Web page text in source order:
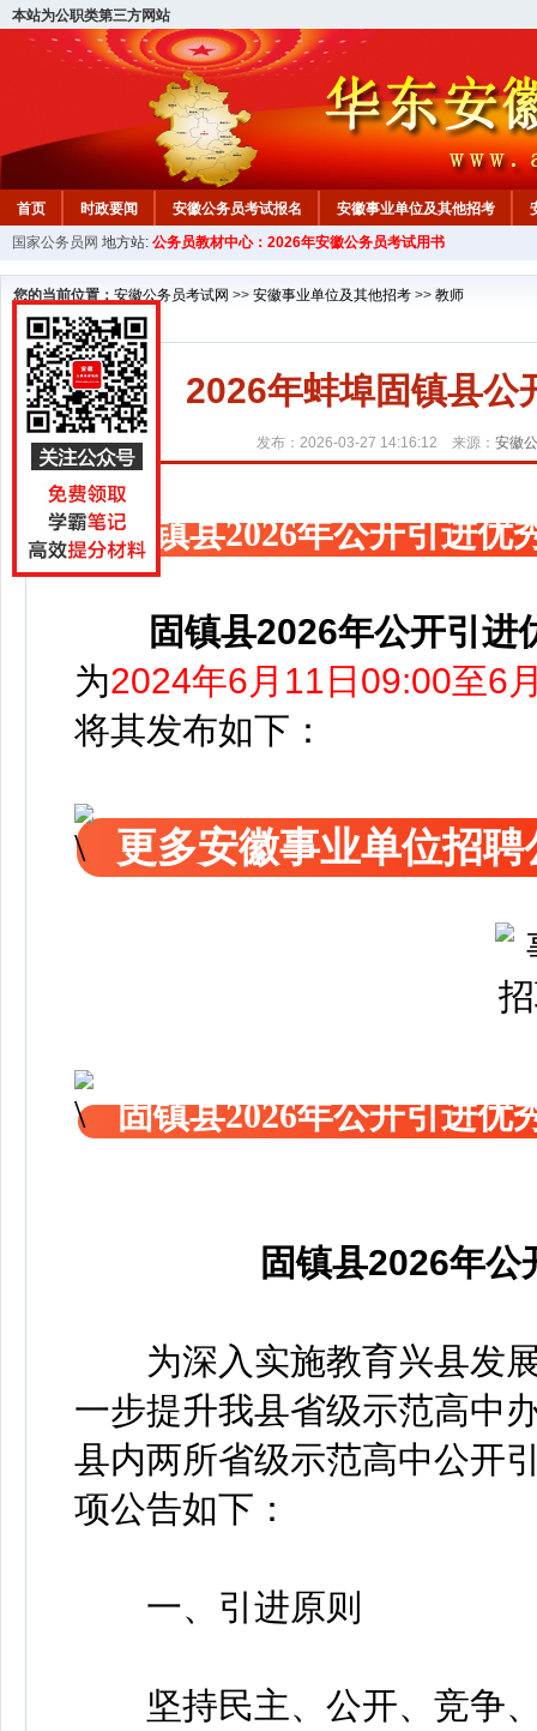
本站为公职类第三方网站
首页 时政要闻 安徽公务员考试报名 安徽事业单位及其他招考
安徽公务员行测试题 在线咨询 教材中心
国家公务员网 地方站: 公务员教材中心：2026年安徽公务员考试用书
您的当前位置： 安徽公务员考试网 >> 安徽事业单位及其他招考 >> 教师
2026年蚌埠固镇县公
发布：2026-03-27 14:16:12 来源： 安徽
固镇县2026年公开引进优
固镇县2026年公开引进
为2024年6月11日09:00至6
将其发布如下：
更多安徽事业单位招聘
固镇县2026年公开引进优
固镇县2026年
为深入实施教育兴县发展
一步提升我县省级示范高中
县内两所省级示范高中公开
项公告如下：
一、引进原则
坚持民主、公开、竞争、